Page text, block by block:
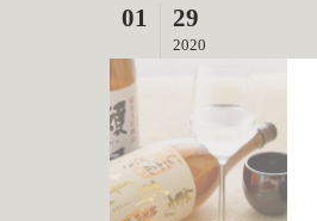
01 29
2020